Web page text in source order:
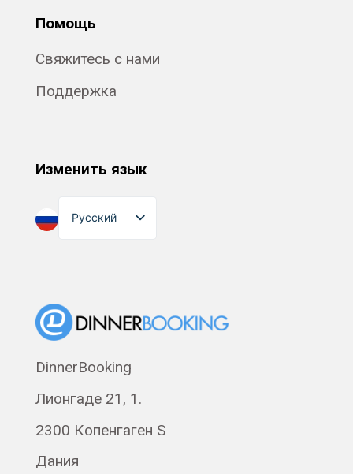
Помощь
Свяжитесь с нами
Поддержка
Изменить язык
Русский
English
Norsk bokmål
Polski
Svenska
Français
DinnerBooking
Лионгаде 21, 1.
2300 Копенгаген S
Дания